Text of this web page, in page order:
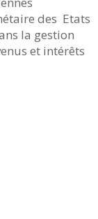
des Etats
la gestion
et intérêts